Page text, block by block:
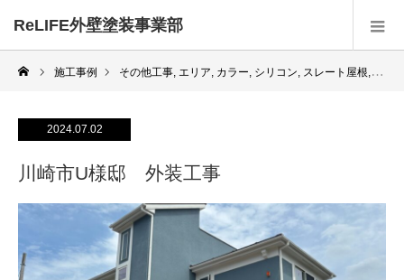
ReLIFE外壁塗装事業部
施工事例 その他工事, エリア, カラー, シリコン, スレート屋根, ネイ
2024.07.02
川崎市U様邸 外装工事